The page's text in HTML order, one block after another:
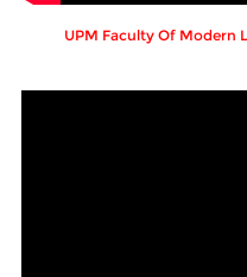
UPM Faculty Of Modern